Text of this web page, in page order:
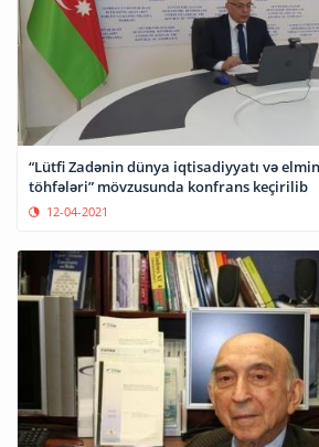
“Lütfi Zadənin dünya iqtisadiyyatı və
töhfələri” mövzusunda konfrans keçirilib
12-04-2021